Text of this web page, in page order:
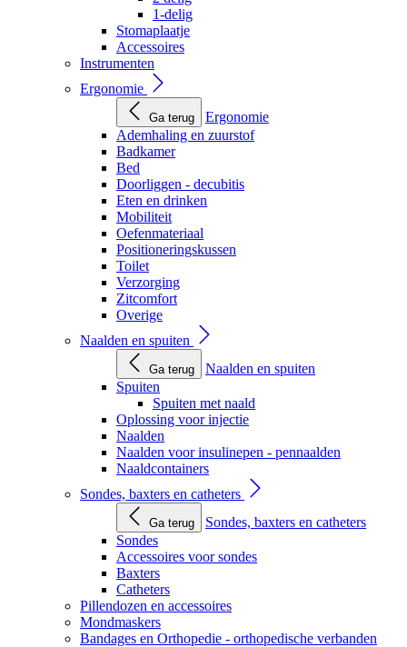
1-delig
Stomaplaatje
Accessoires
Instrumenten
Ergonomie
Ga terug
Ergonomie
Ademhaling en zuurstof
Badkamer
Bed
Doorliggen - decubitis
Eten en drinken
Mobiliteit
Oefenmateriaal
Positioneringskussen
Toilet
Verzorging
Zitcomfort
Overige
Naalden en spuiten
Ga terug
Naalden en spuiten
Spuiten
Spuiten met naald
Oplossing voor injectie
Naalden
Naalden voor insulinepen - pennaalden
Naaldcontainers
Sondes, baxters en catheters
Ga terug
Sondes, baxters en catheters
Sondes
Accessoires voor sondes
Baxters
Catheters
Pillendozen en accessoires
Mondmaskers
Bandages en Orthopedie - orthopedische verbanden